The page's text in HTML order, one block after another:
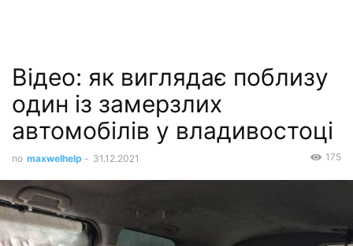
Відео: як виглядає поблизу
один із замерзлих
автомобілів у владивостоці
по maxwelhelp - 31.12.2021 175